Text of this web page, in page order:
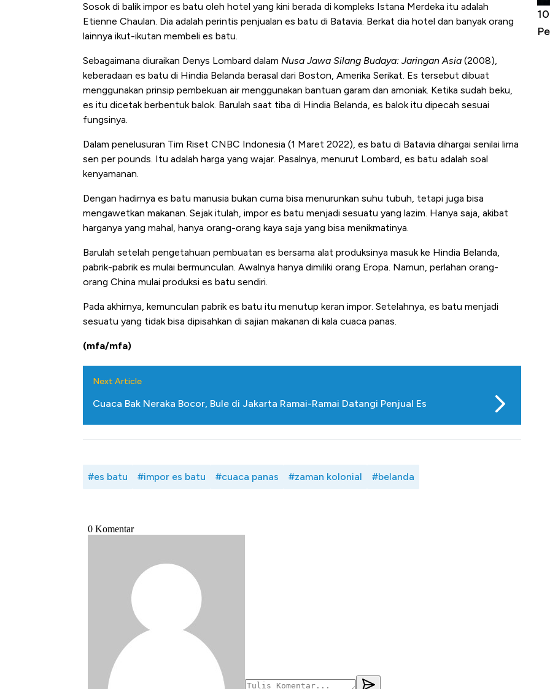
Sosok di balik impor es batu oleh hotel yang kini berada di kompleks Istana Merdeka itu adalah
Etienne Chaulan. Dia adalah perintis penjualan es batu di Batavia. Berkat dia hotel dan banyak orang
lainnya ikut-ikutan membeli es batu.
Sebagaimana diuraikan Denys Lombard dalam Nusa Jawa Silang Budaya: Jaringan Asia (2008),
keberadaan es batu di Hindia Belanda berasal dari Boston, Amerika Serikat. Es tersebut dibuat
menggunakan prinsip pembekuan air menggunakan bantuan garam dan amoniak. Ketika sudah beku,
es itu dicetak berbentuk balok. Barulah saat tiba di Hindia Belanda, es balok itu dipecah sesuai
fungsinya.
Dalam penelusuran Tim Riset CNBC Indonesia (1 Maret 2022), es batu di Batavia dihargai senilai lima
sen per pounds. Itu adalah harga yang wajar. Pasalnya, menurut Lombard, es batu adalah soal
kenyamanan.
Dengan hadirnya es batu manusia bukan cuma bisa menurunkan suhu tubuh, tetapi juga bisa
mengawetkan makanan. Sejak itulah, impor es batu menjadi sesuatu yang lazim. Hanya saja, akibat
harganya yang mahal, hanya orang-orang kaya saja yang bisa menikmatinya.
Barulah setelah pengetahuan pembuatan es bersama alat produksinya masuk ke Hindia Belanda,
pabrik-pabrik es mulai bermunculan. Awalnya hanya dimiliki orang Eropa. Namun, perlahan orang-
orang China mulai produksi es batu sendiri.
Pada akhirnya, kemunculan pabrik es batu itu menutup keran impor. Setelahnya, es batu menjadi
sesuatu yang tidak bisa dipisahkan di sajian makanan di kala cuaca panas.
(mfa/mfa)
Next Article
Cuaca Bak Neraka Bocor, Bule di Jakarta Ramai-Ramai Datangi Penjual Es
#es batu #impor es batu #cuaca panas #zaman kolonial #belanda
Kongo Tutup Keran Ekspor, Harga
Tembaga Terbang ke Zona Berbahaya
Adu Panas Kinerja Emiten Minyak RI,